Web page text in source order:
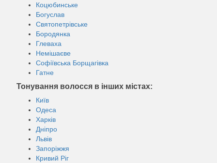
Коцюбинське
Богуслав
Святопетрівське
Бородянка
Глеваха
Немішаєве
Софіївська Борщагівка
Гатне
Тонування волосся в інших містах:
Київ
Одеса
Харків
Дніпро
Львів
Запоріжжя
Кривий Ріг